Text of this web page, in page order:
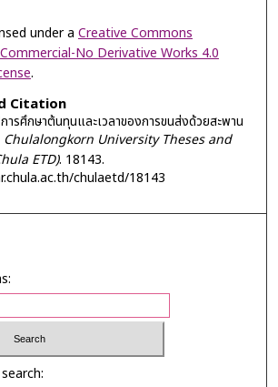
under a Creative Commons
No Derivative Works 4.0
.
Citation
รศึกษาต้นทุนและเวลาของการขนส่งด้วยสะพาน
Chulalongkorn University Theses and
ETD). 18143.
chulaetd/18143